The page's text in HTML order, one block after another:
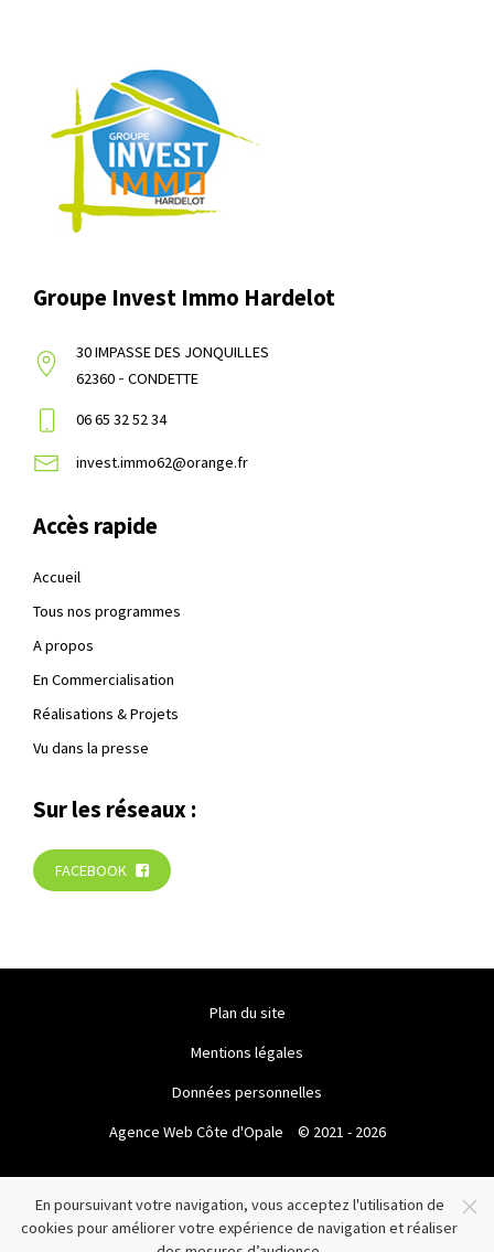
Groupe Invest Immo Hardelot
30 IMPASSE DES JONQUILLES
62360 - CONDETTE
06 65 32 52 34
invest.immo62@orange.fr
Accès rapide
Accueil
Tous nos programmes
A propos
En Commercialisation
Réalisations & Projets
Vu dans la presse
Sur les réseaux :
FACEBOOK
Plan du site
Mentions légales
Données personnelles
Agence Web Côte d'Opale
© 2021 - 2026
En poursuivant votre navigation, vous acceptez l'utilisation de
cookies pour améliorer votre expérience de navigation et réaliser